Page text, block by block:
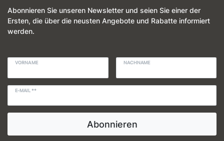
Abonnieren Sie unseren Newsletter und seien Sie einer der
Ersten, die über die neusten Angebote und Rabatte informiert
werden.
VORNAME NACHNAME
E-MAIL **
Abonnieren